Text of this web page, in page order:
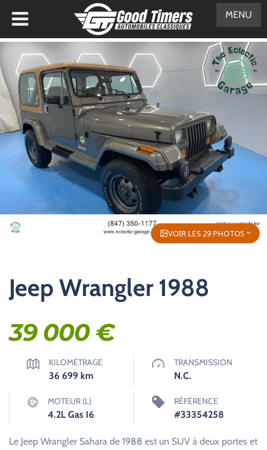
VOIR LES 29 PHOTOS
Jeep Wrangler 1988
39 000€
KILOMÉTRAGE
36 699 km
TRANSMISSION
N.C.
MOTEUR (L)
4.2L Gas I6
RÉFÉRENCE
#33354258
Le Jeep Wrangler Sahara de 1988 est un SUV à deux portes et
MENU